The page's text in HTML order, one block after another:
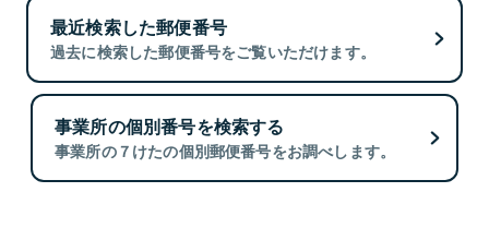
最近検索した郵便番号
過去に検索した郵便番号をご覧いただけます。
事業所の個別番号を検索する
事業所の７けたの個別郵便番号をお調べします。